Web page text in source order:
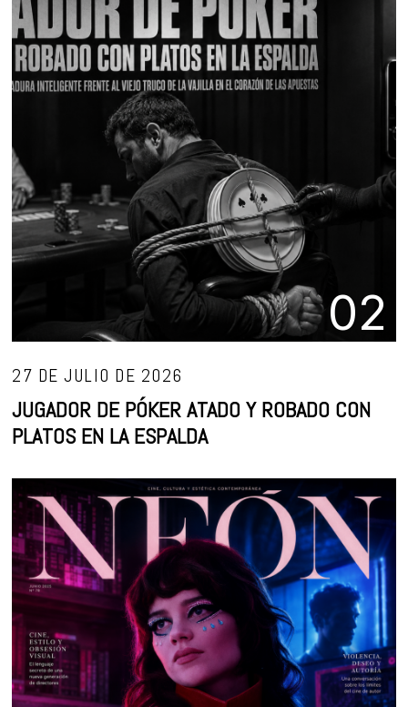
02
27 DE JULIO DE 2026
JUGADOR DE PÓKER ATADO Y ROBADO CON
PLATOS EN LA ESPALDA